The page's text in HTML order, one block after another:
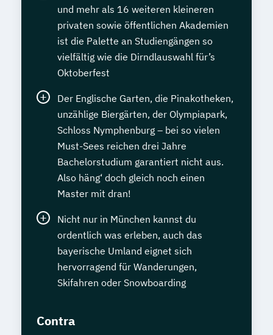
und mehr als 16 weiteren kleineren
privaten sowie öffentlichen Akademien
ist die Palette an Studiengängen so
vielfältig wie die Dirndlauswahl für’s
Oktoberfest
Der Englische Garten, die Pinakotheken,
unzählige Biergärten, der Olympiapark,
Schloss Nymphenburg – bei so vielen
Must-Sees reichen drei Jahre
Bachelorstudium garantiert nicht aus.
Also häng‘ doch gleich noch einen
Master mit dran!
Nicht nur in München kannst du
ordentlich was erleben, auch das
bayerische Umland eignet sich
hervorragend für Wanderungen,
Skifahren oder Snowboarding
Contra